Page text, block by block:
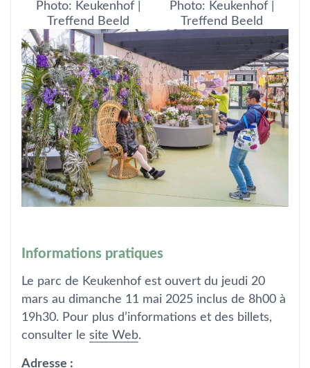
Photo: Keukenhof |
Treffend Beeld
Photo: Keukenhof |
Treffend Beeld
Informations pratiques
Le parc de Keukenhof est ouvert du jeudi 20
mars au dimanche 11 mai 2025 inclus de 8h00 à
19h30. Pour plus d’informations et des billets,
consulter le site Web.
Adresse :